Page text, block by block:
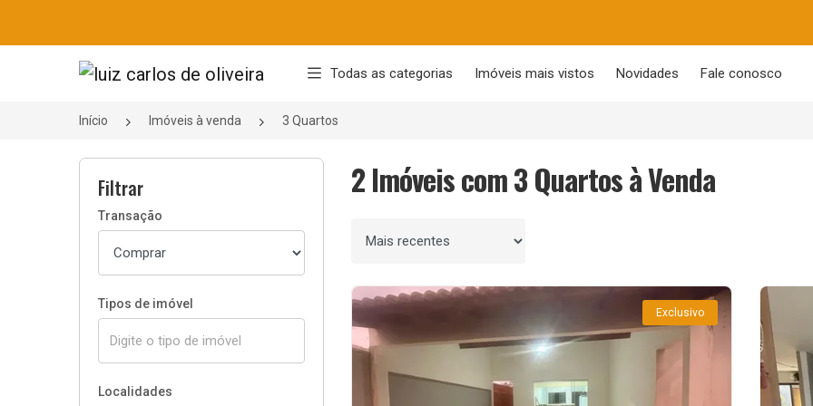
Página inicial Todas as categorias Imóveis mais vistos Novidades Fale conosco
Início Imóveis à venda 3 Quartos
Filtrar
Transação
Tipos de imóvel
Localidades
2 Imóveis com 3 Quartos à Venda
Ordenar por
Exclusivo